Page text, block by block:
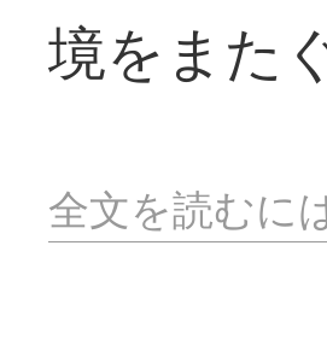
境をまた
全文を読むに